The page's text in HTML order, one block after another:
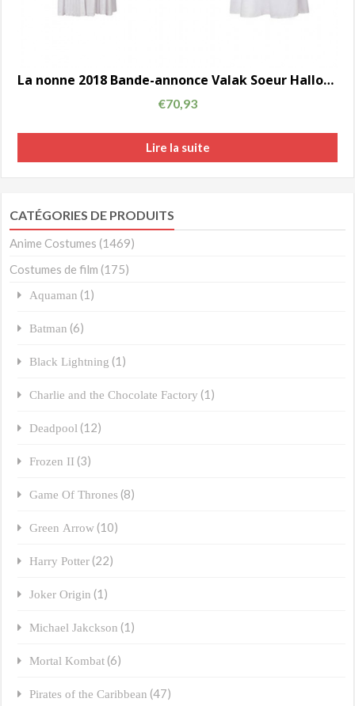
La nonne 2018 Bande-annonce Valak Soeur Halloween blanc cosplay costume
€70,93
Lire la suite
CATÉGORIES DE PRODUITS
Anime Costumes (1469)
Costumes de film (175)
Aquaman (1)
Batman (6)
Black Lightning (1)
Charlie and the Chocolate Factory (1)
Deadpool (12)
Frozen II (3)
Game Of Thrones (8)
Green Arrow (10)
Harry Potter (22)
Joker Origin (1)
Michael Jakckson (1)
Mortal Kombat (6)
Pirates of the Caribbean (47)